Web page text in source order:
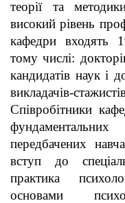
теорії та
високий рівень
кафедри входять
тому числі:
кандидатів наук і
викладачів-
Співробітники
передбачених
вступ до
практика
основами